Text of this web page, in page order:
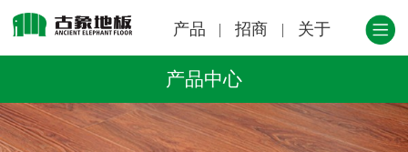
产品 招商 关于
产品中心